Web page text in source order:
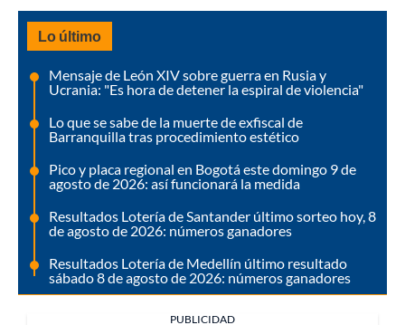
Lo último
Mensaje de León XIV sobre guerra en Rusia y
Ucrania: "Es hora de detener la espiral de violencia"
Lo que se sabe de la muerte de exfiscal de
Barranquilla tras procedimiento estético
Pico y placa regional en Bogotá este domingo 9 de
agosto de 2026: así funcionará la medida
Resultados Lotería de Santander último sorteo hoy, 8
de agosto de 2026: números ganadores
Resultados Lotería de Medellín último resultado
sábado 8 de agosto de 2026: números ganadores
PUBLICIDAD